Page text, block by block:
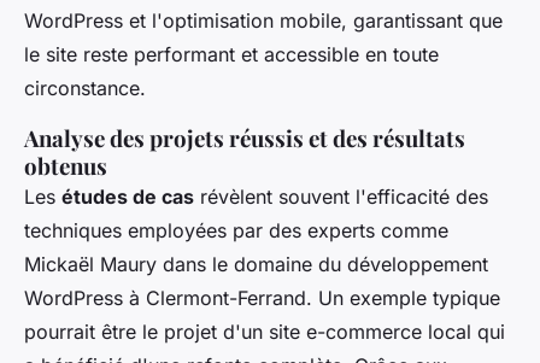
WordPress et l'optimisation mobile, garantissant que
le site reste performant et accessible en toute
circonstance.
Analyse des projets réussis et des résultats
obtenus
Les études de cas révèlent souvent l'efficacité des
techniques employées par des experts comme
Mickaël Maury dans le domaine du développement
WordPress à Clermont-Ferrand. Un exemple typique
pourrait être le projet d'un site e-commerce local qui